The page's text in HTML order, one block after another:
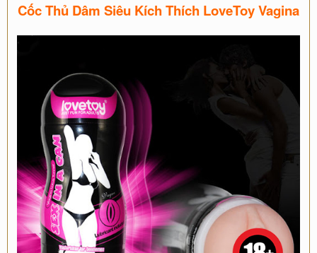
Cốc Thủ Dâm Siêu Kích Thích LoveToy Vagina